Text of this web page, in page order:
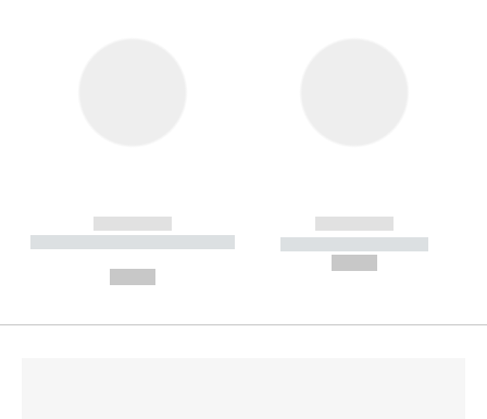
------------
----------- ----------- --------
------------
----------- -----------